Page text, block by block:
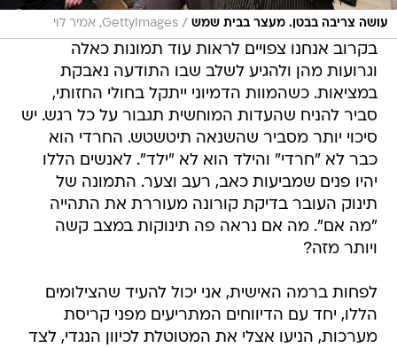
עושה צריבה בבטן. מעצר בבית שמש / GettyImages, אמיר לוי
בקרוב אנחנו צפויים לראות עוד תמונות כאלה
וגרועות מהן ולהגיע לשלב שבו התודעה נאבקת
במציאות. כשהמוות הדמיוני ייתקל בחולי החזותי,
סביר להניח שהעדות המוחשית תגבור על כל רגש. יש
סיכוי יותר מסביר שהשנאה תיטשטש. החרדי הוא
כבר לא "חרדי" והילד הוא לא "ילד". לאנשים הללו
יהיו פנים שמביעות כאב, רעב וצער. התמונה של
תינוק העובר בדיקת קורונה מעוררת את התהייה
"מה אם". מה אם נראה פה תינוקות במצב קשה
ויותר מזה?
לפחות ברמה האישית, אני יכול להעיד שהצילומים
הללו, יחד עם הדיווחים המתריעים מפני קריסת
מערכות, הניעו אצלי את המטוטלת לכיוון הנגדי, לצד